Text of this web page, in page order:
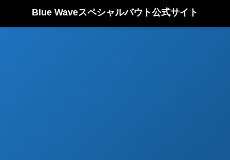
Blue Waveスペシャルバウト公式サイト